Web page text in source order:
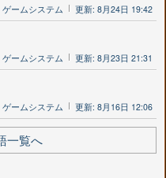
ゲームシステム 更新: 8月24日 19:42
ゲームシステム 更新: 8月23日 21:31
ゲームシステム 更新: 8月16日 12:06
一覧へ